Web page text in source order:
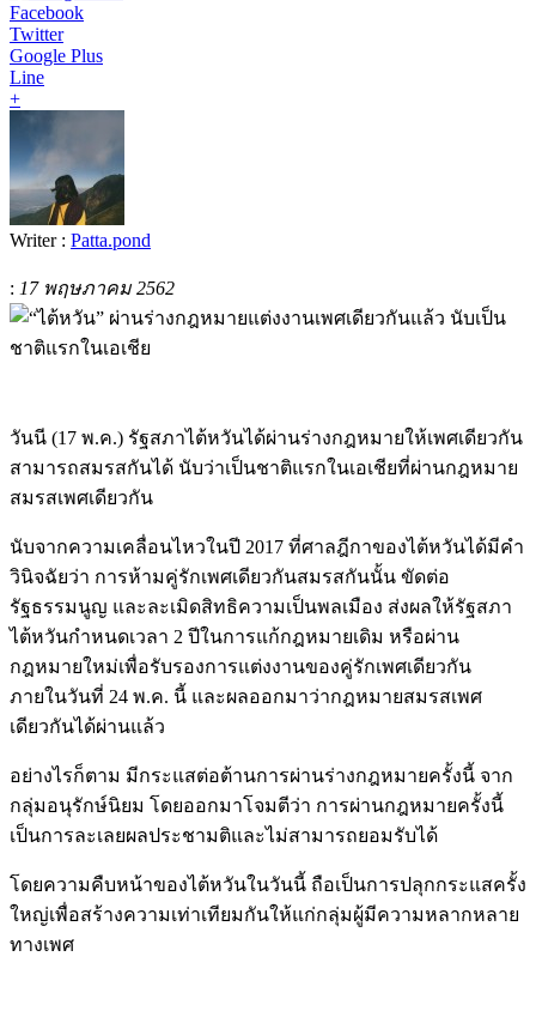
Facebook
Twitter
Google Plus
Line
+
Writer : Patta.pond
: 17 พฤษภาคม 2562
วันนี (17 พ.ค.) รัฐสภาไต้หวันได้ผ่านร่างกฎหมายให้เพศเดียวกัน
สามารถสมรสกันได้ นับว่าเป็นชาติแรกในเอเชียที่ผ่านกฎหมาย
สมรสเพศเดียวกัน
นับจากความเคลื่อนไหวในปี 2017 ที่ศาลฎีกาของไต้หวันได้มีคำ
วินิจฉัยว่า การห้ามคู่รักเพศเดียวกันสมรสกันนั้น ขัดต่อ
รัฐธรรมนูญ และละเมิดสิทธิความเป็นพลเมือง ส่งผลให้รัฐสภา
ไต้หวันกำหนดเวลา 2 ปีในการแก้กฎหมายเดิม หรือผ่าน
กฎหมายใหม่เพื่อรับรองการแต่งงานของคู่รักเพศเดียวกัน
ภายในวันที่ 24 พ.ค. นี้ และผลออกมาว่ากฎหมายสมรสเพศ
เดียวกันได้ผ่านแล้ว
อย่างไรก็ตาม มีกระแสต่อต้านการผ่านร่างกฎหมายครั้งนี้ จาก
กลุ่มอนุรักษ์นิยม โดยออกมาโจมตีว่า การผ่านกฎหมายครั้งนี้
เป็นการละเลยผลประชามติและไม่สามารถยอมรับได้
โดยความคืบหน้าของไต้หวันในวันนี้ ถือเป็นการปลุกกระแสครั้ง
ใหญ่เพื่อสร้างความเท่าเทียมกันให้แก่กลุ่มผู้มีความหลากหลาย
ทางเพศ